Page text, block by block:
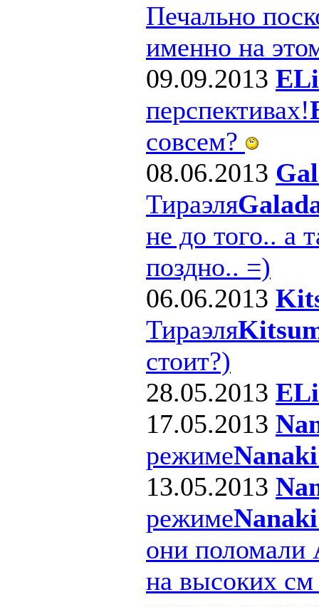
Печально
именно на
09.09.2013 ELi
перспективах!
совсем?
08.06.2013
Тираэля
не до того.. а
поздно.. =)
06.06.2013
Тираэля
стоит?)
28.05.2013 ELi
17.05.2013
режиме
13.05.2013
режиме
они поломали
на высоких